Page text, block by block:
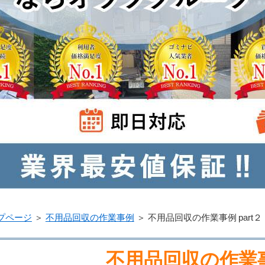
ページ ＞ 不用品回収の作業事例 ＞ 不用品回収の作業事例 part２
不用品回収の作業